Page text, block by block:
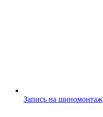
Запись на шиномонтаж